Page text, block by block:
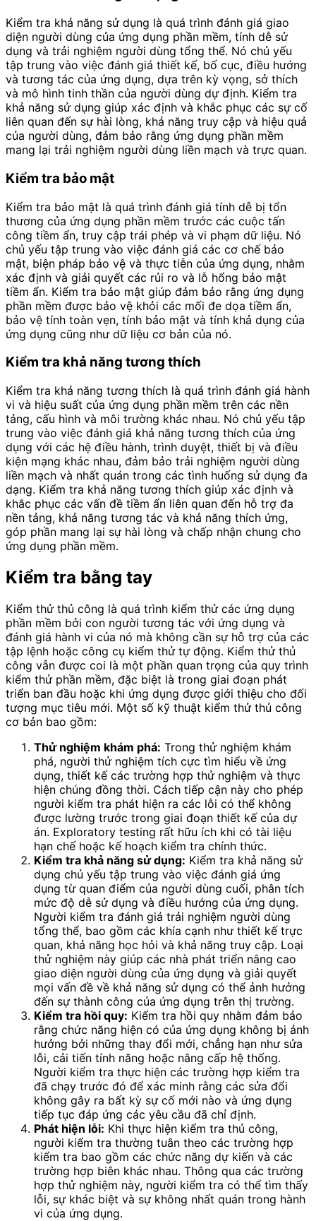
Kiểm tra khả năng sử dụng là quá trình đánh giá giao
diện người dùng của ứng dụng phần mềm, tính dễ sử
dụng và trải nghiệm người dùng tổng thể. Nó chủ yếu
tập trung vào việc đánh giá thiết kế, bố cục, điều hướng
và tương tác của ứng dụng, dựa trên kỳ vọng, sở thích
và mô hình tinh thần của người dùng dự định. Kiểm tra
khả năng sử dụng giúp xác định và khắc phục các sự cố
liên quan đến sự hài lòng, khả năng truy cập và hiệu quả
của người dùng, đảm bảo rằng ứng dụng phần mềm
mang lại trải nghiệm người dùng liền mạch và trực quan.
Kiểm tra bảo mật
Kiểm tra bảo mật là quá trình đánh giá tính dễ bị tổn
thương của ứng dụng phần mềm trước các cuộc tấn
công tiềm ẩn, truy cập trái phép và vi phạm dữ liệu. Nó
chủ yếu tập trung vào việc đánh giá các cơ chế bảo
mật, biện pháp bảo vệ và thực tiễn của ứng dụng, nhằm
xác định và giải quyết các rủi ro và lỗ hổng bảo mật
tiềm ẩn. Kiểm tra bảo mật giúp đảm bảo rằng ứng dụng
phần mềm được bảo vệ khỏi các mối đe dọa tiềm ẩn,
bảo vệ tính toàn vẹn, tính bảo mật và tính khả dụng của
ứng dụng cũng như dữ liệu cơ bản của nó.
Kiểm tra khả năng tương thích
Kiểm tra khả năng tương thích là quá trình đánh giá hành
vi và hiệu suất của ứng dụng phần mềm trên các nền
tảng, cấu hình và môi trường khác nhau. Nó chủ yếu tập
trung vào việc đánh giá khả năng tương thích của ứng
dụng với các hệ điều hành, trình duyệt, thiết bị và điều
kiện mạng khác nhau, đảm bảo trải nghiệm người dùng
liền mạch và nhất quán trong các tình huống sử dụng đa
dạng. Kiểm tra khả năng tương thích giúp xác định và
khắc phục các vấn đề tiềm ẩn liên quan đến hỗ trợ đa
nền tảng, khả năng tương tác và khả năng thích ứng,
góp phần mang lại sự hài lòng và chấp nhận chung cho
ứng dụng phần mềm.
Kiểm tra bằng tay
Kiểm thử thủ công là quá trình kiểm thử các ứng dụng
phần mềm bởi con người tương tác với ứng dụng và
đánh giá hành vi của nó mà không cần sự hỗ trợ của các
tập lệnh hoặc công cụ kiểm thử tự động. Kiểm thử thủ
công vẫn được coi là một phần quan trọng của quy trình
kiểm thử phần mềm, đặc biệt là trong giai đoạn phát
triển ban đầu hoặc khi ứng dụng được giới thiệu cho đối
tượng mục tiêu mới. Một số kỹ thuật kiểm thử thủ công
cơ bản bao gồm:
Thử nghiệm khám phá: Trong thử nghiệm khám
phá, người thử nghiệm tích cực tìm hiểu về ứng
dụng, thiết kế các trường hợp thử nghiệm và thực
hiện chúng đồng thời. Cách tiếp cận này cho phép
người kiểm tra phát hiện ra các lỗi có thể không
được lường trước trong giai đoạn thiết kế của dự
án. Exploratory testing rất hữu ích khi có tài liệu
hạn chế hoặc kế hoạch kiểm tra chính thức.
Kiểm tra khả năng sử dụng: Kiểm tra khả năng sử
dụng chủ yếu tập trung vào việc đánh giá ứng
dụng từ quan điểm của người dùng cuối, phân tích
mức độ dễ sử dụng và điều hướng của ứng dụng.
Người kiểm tra đánh giá trải nghiệm người dùng
tổng thể, bao gồm các khía cạnh như thiết kế trực
quan, khả năng học hỏi và khả năng truy cập. Loại
thử nghiệm này giúp các nhà phát triển nâng cao
giao diện người dùng của ứng dụng và giải quyết
mọi vấn đề về khả năng sử dụng có thể ảnh hưởng
đến sự thành công của ứng dụng trên thị trường.
Kiểm tra hồi quy: Kiểm tra hồi quy nhằm đảm bảo
rằng chức năng hiện có của ứng dụng không bị ảnh
hưởng bởi những thay đổi mới, chẳng hạn như sửa
lỗi, cải tiến tính năng hoặc nâng cấp hệ thống.
Người kiểm tra thực hiện các trường hợp kiểm tra
đã chạy trước đó để xác minh rằng các sửa đổi
không gây ra bất kỳ sự cố mới nào và ứng dụng
tiếp tục đáp ứng các yêu cầu đã chỉ định.
Phát hiện lỗi: Khi thực hiện kiểm tra thủ công,
người kiểm tra thường tuân theo các trường hợp
kiểm tra bao gồm các chức năng dự kiến ​​và các
trường hợp biên khác nhau. Thông qua các trường
hợp thử nghiệm này, người kiểm tra có thể tìm thấy
lỗi, sự khác biệt và sự không nhất quán trong hành
vi của ứng dụng.